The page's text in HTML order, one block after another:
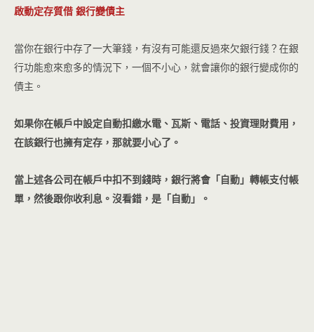
啟動定存質借 銀行變債主
當你在銀行中存了一大筆錢，有沒有可能還反過來欠銀行錢？在銀
行功能愈來愈多的情況下，一個不小心，就會讓你的銀行變成你的
債主。
如果你在帳戶中設定自動扣繳水電、瓦斯、電話、投資理財費用，
在該銀行也擁有定存，那就要小心了。
當上述各公司在帳戶中扣不到錢時，銀行將會「自動」轉帳支付帳
單，然後跟你收利息。沒看錯，是「自動」。